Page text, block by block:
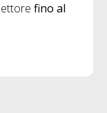
fino al